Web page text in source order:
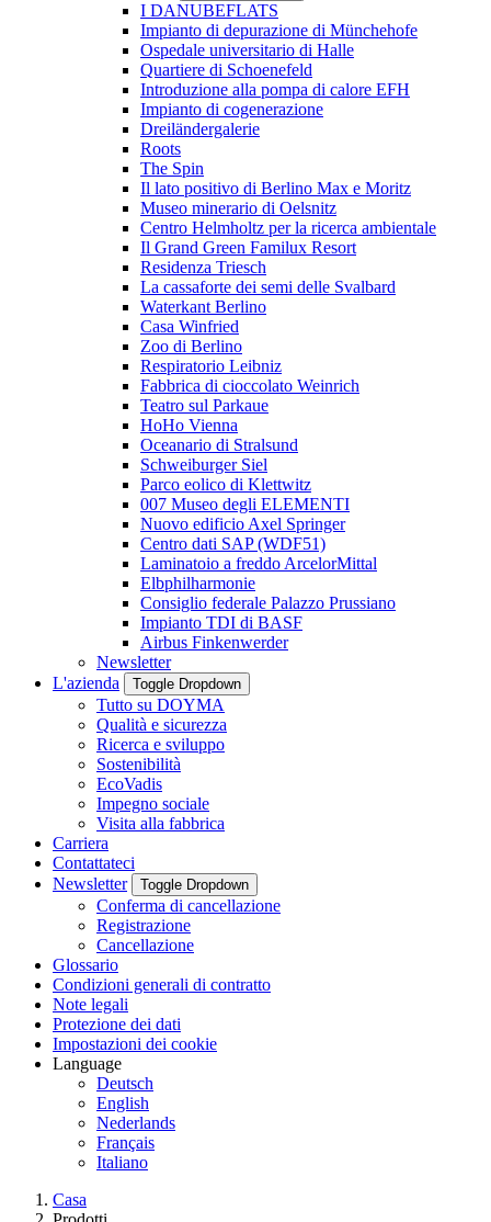
I DANUBEFLATS
Impianto di depurazione di Münchehofe
Ospedale universitario di Halle
Quartiere di Schoenefeld
Introduzione alla pompa di calore EFH
Impianto di cogenerazione
Dreiländergalerie
Roots
The Spin
Il lato positivo di Berlino Max e Moritz
Museo minerario di Oelsnitz
Centro Helmholtz per la ricerca ambientale
Il Grand Green Familux Resort
Residenza Triesch
La cassaforte dei semi delle Svalbard
Waterkant Berlino
Casa Winfried
Zoo di Berlino
Respiratorio Leibniz
Fabbrica di cioccolato Weinrich
Teatro sul Parkaue
HoHo Vienna
Oceanario di Stralsund
Schweiburger Siel
Parco eolico di Klettwitz
007 Museo degli ELEMENTI
Nuovo edificio Axel Springer
Centro dati SAP (WDF51)
Laminatoio a freddo ArcelorMittal
Elbphilharmonie
Consiglio federale Palazzo Prussiano
Impianto TDI di BASF
Airbus Finkenwerder
Newsletter
L'azienda
Toggle Dropdown
Tutto su DOYMA
Qualità e sicurezza
Ricerca e sviluppo
Sostenibilità
EcoVadis
Impegno sociale
Visita alla fabbrica
Carriera
Contattateci
Newsletter
Toggle Dropdown
Conferma di cancellazione
Registrazione
Cancellazione
Glossario
Condizioni generali di contratto
Note legali
Protezione dei dati
Impostazioni dei cookie
Language
Deutsch
English
Nederlands
Français
Italiano
Casa